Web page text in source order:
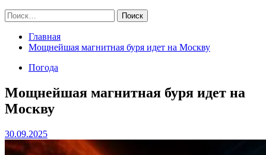
Найти:
Главная
Мощнейшая магнитная буря идет на Москву
Погода
Мощнейшая магнитная буря идет на
Москву
30.09.2025